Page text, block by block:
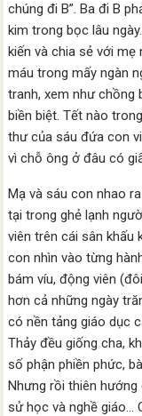
chúng đi B”. Ba đi B
kim trong bọc lâu
kiến và chia sẻ với
máu trong mấy ngàn
tranh, xem như chồng
biền biệt. Tết nào
thư của sáu đứa con
vì chỗ ông ở đâu có
Mạ và sáu con nhao
tại trong ghẻ lạnh
viên trên cái sân khấu
con nhìn vào từng
bám víu, động viên
hơn cả những ngày
có nền tảng giáo dục
Thảy đều giống cha,
số phận phiền phức,
Nhưng rồi thiên
sử học và nghề giáo…